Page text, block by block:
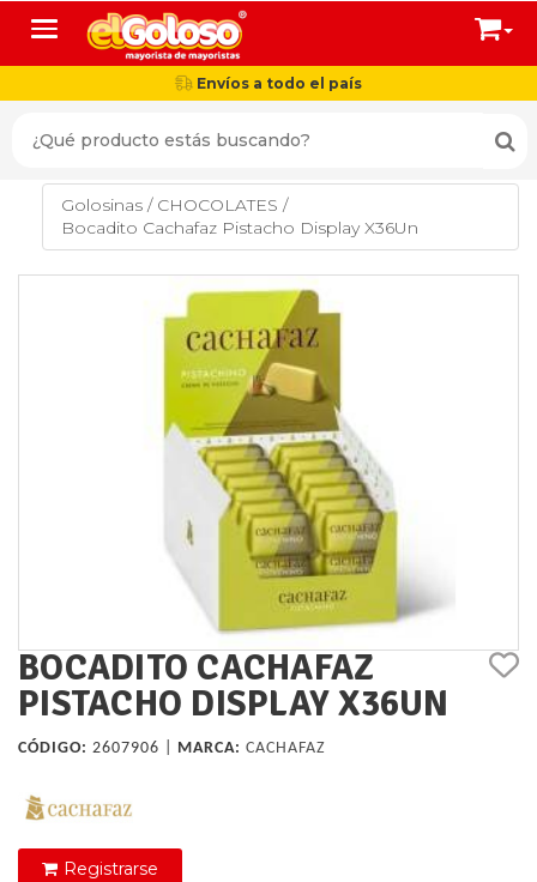
Toggle navigation
Envíos a todo el país
Golosinas / CHOCOLATES /
Bocadito Cachafaz Pistacho Display X36Un
BOCADITO CACHAFAZ
PISTACHO DISPLAY X36UN
CÓDIGO: 2607906 | MARCA: CACHAFAZ
Registrarse